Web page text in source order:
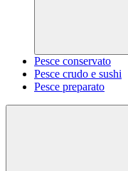
Pesce conservato
Pesce crudo e sushi
Pesce preparato